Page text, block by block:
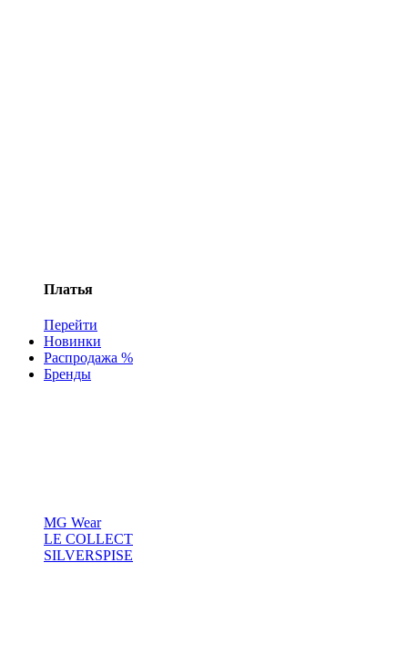
Платья
Перейти
Новинки
Распродажа %
Бренды
MG Wear
LE COLLECT
SILVERSPISE